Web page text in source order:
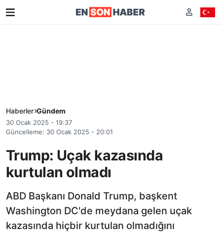
Haberler Gündem
30 Ocak 2025 - 19:37
Güncelleme: 30 Ocak 2025 - 20:01
Trump: Uçak kazasında
kurtulan olmadı
ABD Başkanı Donald Trump, başkent
Washington DC'de meydana gelen uçak
kazasında hiçbir kurtulan olmadığını